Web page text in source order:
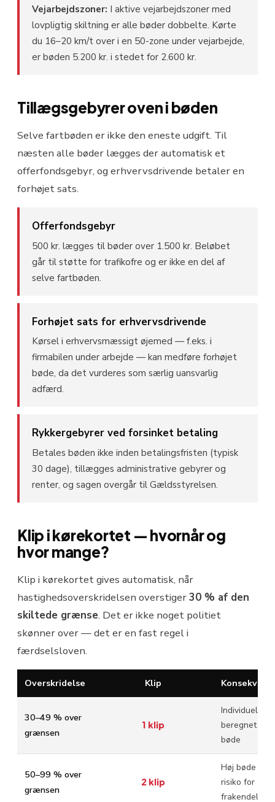
Vejarbejdszoner: I aktive vejarbejdszoner med
lovpligtig skiltning er alle bøder dobbelte. Kørte
du 16–20 km/t over i en 50-zone under vejarbejde,
er bøden 5.200 kr. i stedet for 2.600 kr.
Tillægsgebyrer oven i bøden
Selve fartbøden er ikke den eneste udgift. Til
næsten alle bøder lægges der automatisk et
offerfondsgebyr, og erhvervsdrivende betaler en
forhøjet sats.
Offerfondsgebyr
500 kr. lægges til bøder over 1.500 kr. Beløbet
går til støtte for trafikofre og er ikke en del af
selve fartbøden.
Forhøjet sats for erhvervsdrivende
Kørsel i erhvervsmæssigt øjemed — f.eks. i
firmabilen under arbejde — kan medføre forhøjet
bøde, da det vurderes som særlig uansvarlig
adfærd.
Rykkergebyrer ved forsinket betaling
Betales bøden ikke inden betalingsfristen (typisk
30 dage), tillægges administrative gebyrer og
renter, og sagen overgår til Gældsstyrelsen.
Klip i kørekortet — hvornår og
hvor mange?
Klip i kørekortet gives automatisk, når
hastighedsoverskridelsen overstiger30 % af den
skiltede grænse. Det er ikke noget politiet
skønner over — det er en fast regel i
færdselsloven.
Overskridelse Klip Konsekvens
30–49 % over
grænsen
1 klip
Individuelt
beregnet
bøde
50–99 % over
grænsen
2 klip
Høj bøde +
risiko for
frakendelse